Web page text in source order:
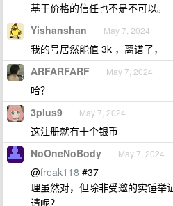
基于价格的信任也不是不可以。
Yishanshan May 7, 2024
我的号居然能值 3k ，离谱了，
ARFARFARF May 7, 2024
哈？
3plus9 May 7, 2024
这注册就有十个银币
NoOneNoBody May 7, 2024
@freak118 #37
理虽然对，但除非受邀的实锤举
请呢？